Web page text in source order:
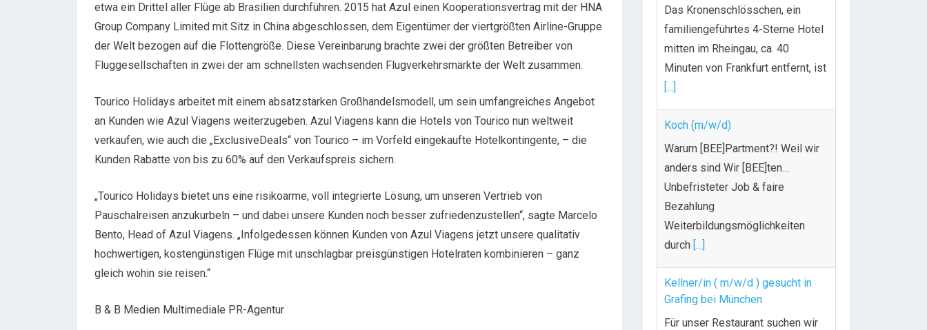
etwa ein Drittel aller Flüge ab Brasilien durchführen. 2015 hat Azul einen Kooperationsvertrag mit der HNA
Group Company Limited mit Sitz in China abgeschlossen, dem Eigentümer der viertgrößten Airline-Gruppe
der Welt bezogen auf die Flottengröße. Diese Vereinbarung brachte zwei der größten Betreiber von
Fluggesellschaften in zwei der am schnellsten wachsenden Flugverkehrsmärkte der Welt zusammen.
Tourico Holidays arbeitet mit einem absatzstarken Großhandelsmodell, um sein umfangreiches Angebot
an Kunden wie Azul Viagens weiterzugeben. Azul Viagens kann die Hotels von Tourico nun weltweit
verkaufen, wie auch die „ExclusiveDeals“ von Tourico – im Vorfeld eingekaufte Hotelkontingente, – die
Kunden Rabatte von bis zu 60% auf den Verkaufspreis sichern.
„Tourico Holidays bietet uns eine risikoarme, voll integrierte Lösung, um unseren Vertrieb von
Pauschalreisen anzukurbeln – und dabei unsere Kunden noch besser zufriedenzustellen“, sagte Marcelo
Bento, Head of Azul Viagens. „Infolgedessen können Kunden von Azul Viagens jetzt unsere qualitativ
hochwertigen, kostengünstigen Flüge mit unschlagbar preisgünstigen Hotelraten kombinieren – ganz
gleich wohin sie reisen.“
B & B Medien Multimediale PR-Agentur
Das Kronenschlösschen, ein
familiengeführtes 4-Sterne Hotel
mitten im Rheingau, ca. 40
Minuten von Frankfurt entfernt, ist
[...]
Koch (m/w/d)
Warum [BEE]Partment?! Weil wir
anders sind Wir [BEE]ten…
Unbefristeter Job & faire
Bezahlung
Weiterbildungsmöglichkeiten
durch [...]
Kellner/in ( m/w/d ) gesucht in
Grafing bei München
Für unser Restaurant suchen wir